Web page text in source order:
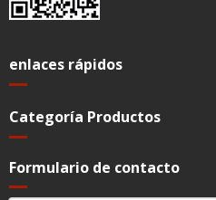
enlaces rápidos
Categoría Productos
Formulario de contacto